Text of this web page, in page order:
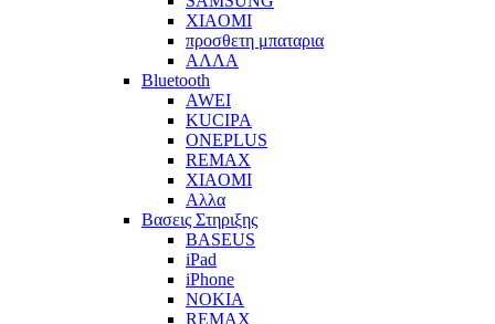
XIAOMI
προσθετη μπαταρια
ΑΛΛΑ
Bluetooth
AWEI
KUCIPA
ONEPLUS
REMAX
XIAOMI
Αλλα
Βασεις Στηριξης
BASEUS
iPad
iPhone
NOKIA
REMAX